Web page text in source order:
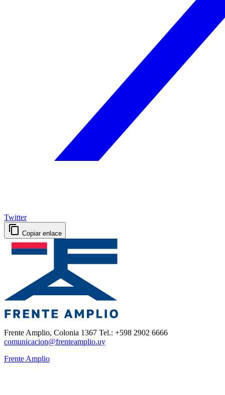
Twitter
Copiar enlace
Frente Amplio, Colonia 1367 Tel.: +598 2902 6666
comunicacion@frenteamplio.uy
Frente Amplio